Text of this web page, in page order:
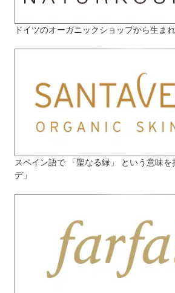
ドイツのオーガニックショップから生ま
スペイン語で 「聖なる緑」 という意味
デ」